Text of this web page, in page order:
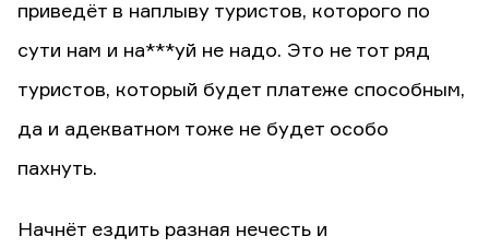
приведёт в наплыву туристов, которого по
сути нам и на***уй не надо. Это не тот ряд
туристов, который будет платеже способным,
да и адекватном тоже не будет особо
пахнуть.
Начнёт ездить разная нечесть и